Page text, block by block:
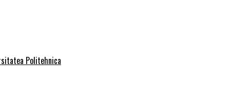
Politehnica